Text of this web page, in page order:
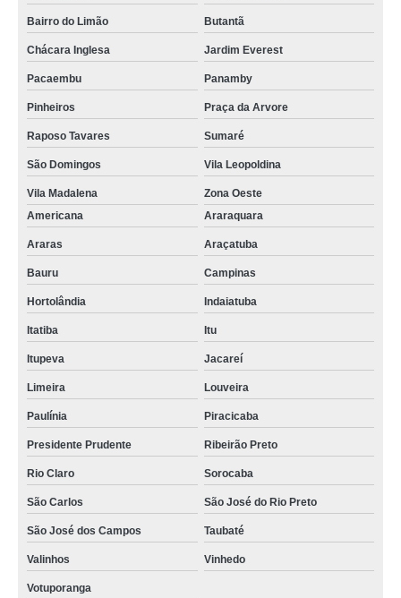
Bairro do Limão Butantã
Chácara Inglesa Jardim Everest
Pacaembu Panamby
Pinheiros Praça da Arvore
Raposo Tavares Sumaré
São Domingos Vila Leopoldina
Vila Madalena
Zona Oeste
Americana
Araraquara
Araras Araçatuba
Bauru Campinas
Hortolândia Indaiatuba
Itatiba Itu
Itupeva Jacareí
Limeira Louveira
Paulínia Piracicaba
Presidente Prudente Ribeirão Preto
Rio Claro Sorocaba
São Carlos São José do Rio Preto
São José dos Campos Taubaté
Valinhos Vinhedo
Votuporanga